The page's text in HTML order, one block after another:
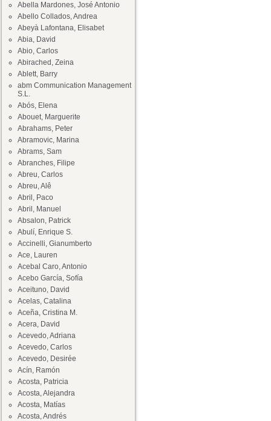
Abella Mardones, José Antonio
Abello Collados, Andrea
Abeyà Lafontana, Elisabet
Abia, David
Abio, Carlos
Abirached, Zeina
Ablett, Barry
abm Communication Management
S.L.
Abós, Elena
Abouet, Marguerite
Abrahams, Peter
Abramovic, Marina
Abrams, Sam
Abranches, Filipe
Abreu, Carlos
Abreu, Alê
Abril, Paco
Abril, Manuel
Absalon, Patrick
Abulí, Enrique S.
Accinelli, Gianumberto
Ace, Lauren
Acebal Caro, Antonio
Acebo García, Sofía
Aceituno, David
Acelas, Catalina
Aceña, Cristina M.
Acera, David
Acevedo, Adriana
Acevedo, Carlos
Acevedo, Desirée
Acín, Ramón
Acosta, Patricia
Acosta, Alejandra
Acosta, Matías
Acosta, Andrés